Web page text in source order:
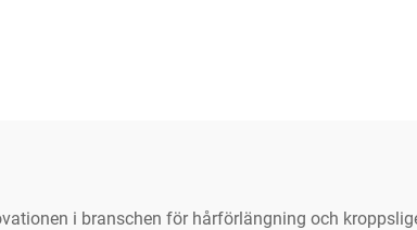
i branschen för hårförlängning och